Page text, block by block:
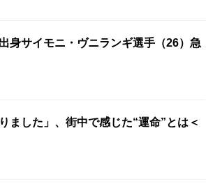
身サイモニ・ヴニランギ選手（26）急
ました」、街中で感じた“運命”とは＜